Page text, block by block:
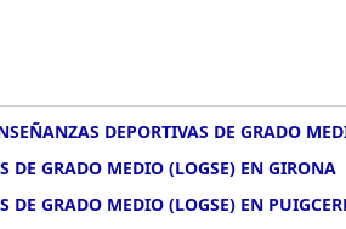
DEPORTIVAS DE GRADO
DE GRADO MEDIO (LOGSE) EN GIRONA
DE GRADO MEDIO (LOGSE) EN